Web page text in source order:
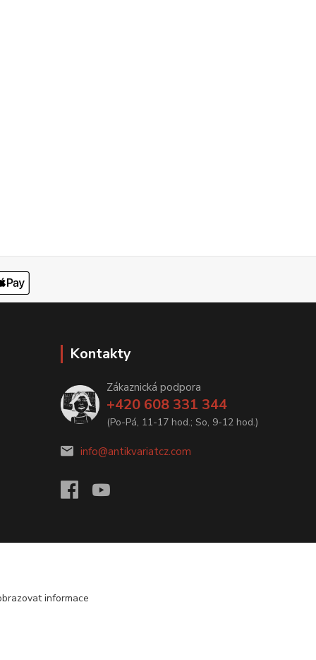
Kontakty
Zákaznická podpora
+420 608 331 344
(Po-Pá, 11-17 hod.; So, 9-12 hod.)
info@antikvariatcz.com
informace